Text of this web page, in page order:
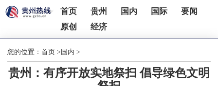
首页 贵州 国内 国际
要闻
原创
经济
您的位置： 首页 > 国内 >
贵州：有序开放实地祭扫 倡导绿色文明